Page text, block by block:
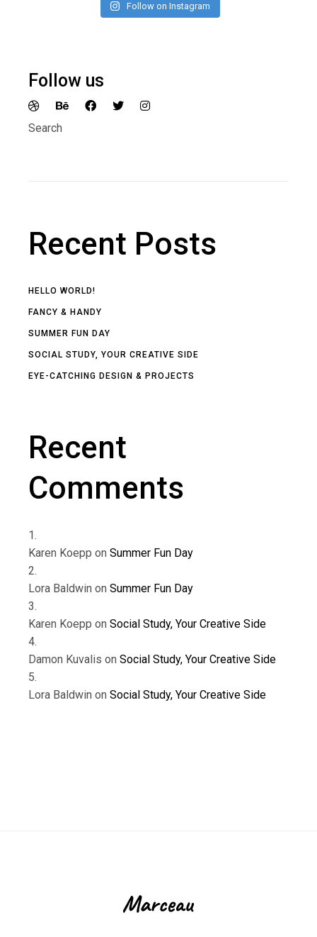
Follow on Instagram
Follow us
Search
Recent Posts
HELLO WORLD!
FANCY & HANDY
SUMMER FUN DAY
SOCIAL STUDY, YOUR CREATIVE SIDE
EYE-CATCHING DESIGN & PROJECTS
Recent
Comments
Karen Koepp onSummer Fun Day
Lora Baldwin onSummer Fun Day
Karen Koepp onSocial Study, Your Creative Side
Damon Kuvalis onSocial Study, Your Creative Side
Lora Baldwin onSocial Study, Your Creative Side